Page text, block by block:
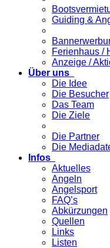
Guiding &
Ferienhaus /
Anzeige /
Über uns
Die Idee
Die Besucher
Das Team
Die Ziele
Die Partner
Die
Infos
Aktuelles
Angeln
Angelsport
FAQ’s
Abkürzungen
Quellen
Links
Listen